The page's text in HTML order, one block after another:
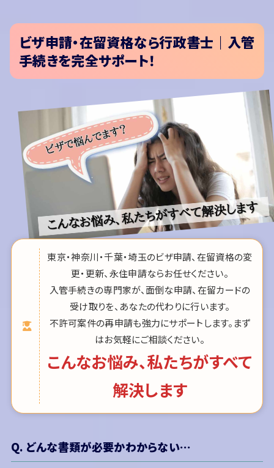
ビザ申請・在留資格なら行政書士｜入管
手続きを完全サポート！
東京・神奈川・千葉・埼玉のビザ申請、在留資格の変
更・更新、永住申請ならお任せください。
入管手続きの専門家が、面倒な申請、在留カードの
受け取りを、あなたの代わりに行います。
不許可案件の再申請も強力にサポートします。まず
はお気軽にご相談ください。
こんなお悩み、私たちがすべて
解決します
Q. どんな書類が必要かわからない…